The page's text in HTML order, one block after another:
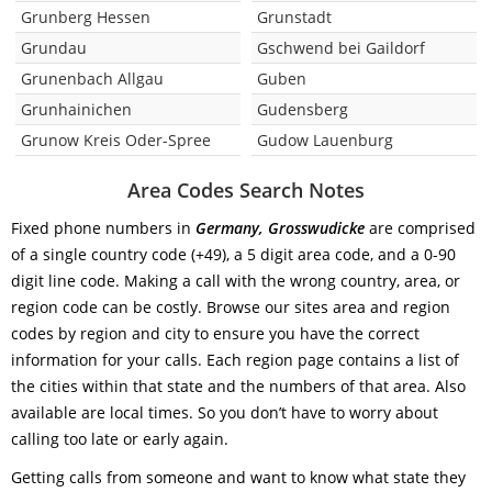
Grunberg Hessen
Grundau
Grunenbach Allgau
Grunhainichen
Grunow Kreis Oder-Spree
Grunstadt
Gschwend bei Gaildorf
Guben
Gudensberg
Gudow Lauenburg
Area Codes Search Notes
Fixed phone numbers in Germany, Grosswudicke are comprised
of a single country code (+49), a 5 digit area code, and a 0-90
digit line code. Making a call with the wrong country, area, or
region code can be costly. Browse our sites area and region
codes by region and city to ensure you have the correct
information for your calls. Each region page contains a list of
the cities within that state and the numbers of that area. Also
available are local times. So you don’t have to worry about
calling too late or early again.
Getting calls from someone and want to know what state they